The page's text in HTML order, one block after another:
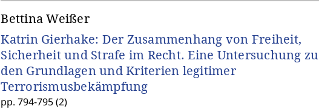
Bettina Weißer
Katrin Gierhake: Der Zusammenhang von Freiheit,
Sicherheit und Strafe im Recht. Eine Untersuchung zu
den Grundlagen und Kriterien legitimer
Terrorismusbekämpfung
pp. 794-795 (2)